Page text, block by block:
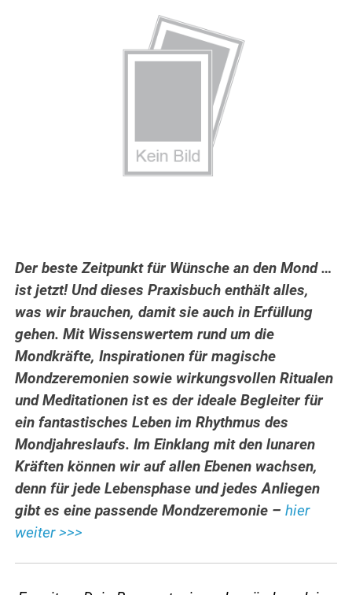
Der beste Zeitpunkt für Wünsche an den Mond …
ist jetzt! Und dieses Praxisbuch enthält alles,
was wir brauchen, damit sie auch in Erfüllung
gehen. Mit Wissenswertem rund um die
Mondkräfte, Inspirationen für magische
Mondzeremonien sowie wirkungsvollen Ritualen
und Meditationen ist es der ideale Begleiter für
ein fantastisches Leben im Rhythmus des
Mondjahreslaufs. Im Einklang mit den lunaren
Kräften können wir auf allen Ebenen wachsen,
denn für jede Lebensphase und jedes Anliegen
gibt es eine passende Mondzeremonie –hier
weiter >>>